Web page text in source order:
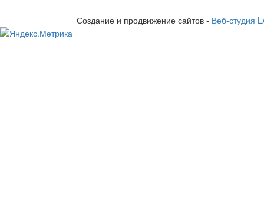
Создание и продвижение сайтов - Веб-студия